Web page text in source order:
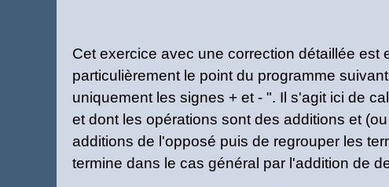
Cet exercice avec une correction détaillée est
particulièrement le point du programme
uniquement les signes + et - ". Il s'agit ici de
et dont les opérations sont des additions et
additions de l'opposé puis de regrouper les
termine dans le cas général par l'addition de